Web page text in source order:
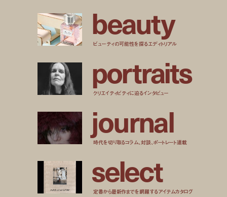
beauty
ビューティの可能性を探るエディトリアル
portraits
クリエイティビティに迫るインタビュー
journal
時代を切り取るコラム、対談、ポートレート連載
select
定番から最新作までを網羅するアイテムカタログ